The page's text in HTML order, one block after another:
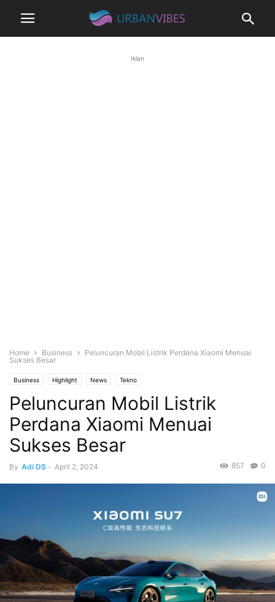
Iklan
Home Business
Peluncuran Mobil Listrik Perdana Xiaomi Menuai
Sukses Besar
Business Highlight News Tekno
Peluncuran Mobil Listrik
Perdana Xiaomi Menuai
Sukses Besar
By Adi DS - April 2, 2024 0
857